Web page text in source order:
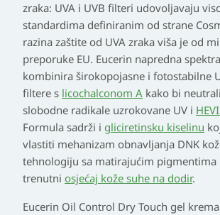
zraka: UVA i UVB filteri udovoljavaju
standardima definiranim od strane
razina zaštite od UVA zraka viša je od
preporuke EU. Eucerin napredna
kombinira širokopojasne i fotostabilne
filtere s licochalconom A kako bi
slobodne radikale uzrokovane UV i
Formula sadrži i gliciretinsku kiselinu
vlastiti mehanizam obnavljanja DNK
tehnologiju sa matirajućim pigmentima
trenutni osjećaj kože suhe na dodir.
Eucerin Oil Control Dry Touch gel